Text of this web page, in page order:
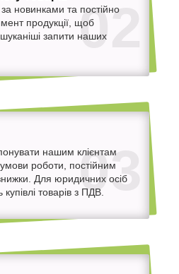
02
новинками та постійно
продукції, щоб
запити наших
03
нашим клієнтам
умови роботи, постійним
Для юридичних осіб
товарів з ПДВ.